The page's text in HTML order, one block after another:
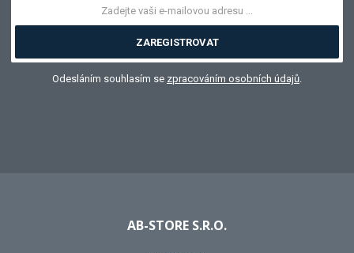
ZAREGISTROVAT
Odesláním souhlasím se zpracováním osobních údajů
AB-STORE S.R.O.